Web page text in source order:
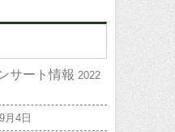
サート情報 2022
月4日